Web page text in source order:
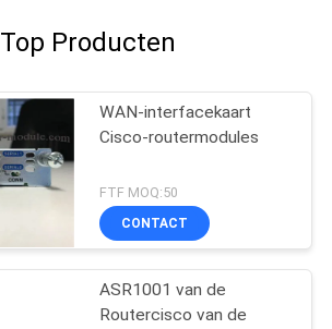
Top Producten
WAN-interfacekaart
Cisco-routermodules
FTF MOQ:50
CONTACT
ASR1001 van de
Routercisco van de